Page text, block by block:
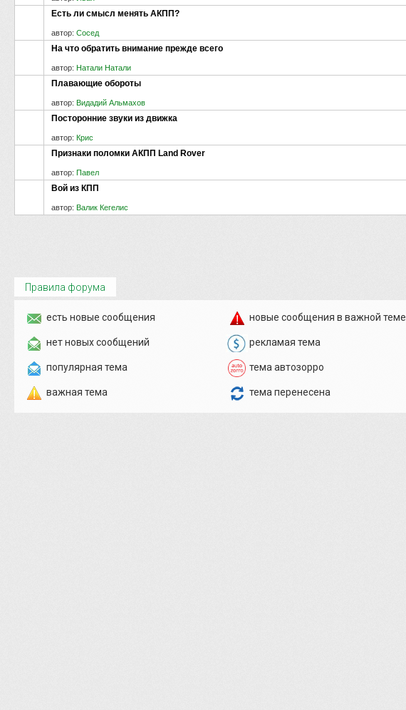
Есть ли смысл менять АКПП?
автор: Сосед
На что обратить внимание прежде всего
автор: Натали Натали
Плавающие обороты
автор: Видадий Альмахов
Посторонние звуки из движка
автор: Крис
Признаки поломки АКПП Land Rover
автор: Павел
Вой из КПП
автор: Валик Кегелис
Правила форума
есть новые сообщения
нет новых сообщений
популярная тема
важная тема
новые сообщения в важной теме
рекламая тема
тема автозорро
тема перенесена